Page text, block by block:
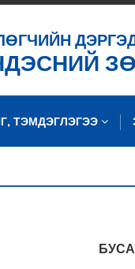
ТЭМДЭГЛЭГЭЭ